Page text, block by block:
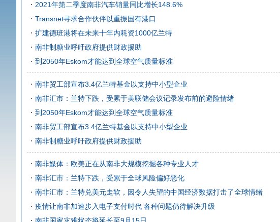
2021年第二季度南非汽车销量同比增长148.6%
Transnet寻求合作伙伴以重振国有港口
扩建德班港将在未来十年内耗资1000亿兰特
南非制糖业呼吁政府提供财政援助
到2050年Eskom才能达到全球空气质量标准
南非贸工部宣布3.4亿兰特基金以支持中小型企业
南非汇市：兰特下跌，受累于美联储会议记录发布前的避险情绪
到2050年Eskom才能达到全球空气质量标准
南非贸工部宣布3.4亿兰特基金以支持中小型企业
南非制糖业呼吁政府提供财政援助
南非媒体：欧美正在从南非大规模挖掘各种专业人才
南非汇市：兰特下跌，受累于全球风险偏好恶化
南非汇市：兰特兑美元走软，因令人失望的中国经济数据打击了全球情绪
疫情让南非加速步入电子支付时代 各种问题仍待解决升级